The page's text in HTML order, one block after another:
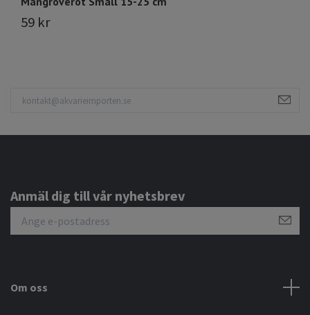
59 kr
Anmäl dig till vår nyhetsbrev
Om oss